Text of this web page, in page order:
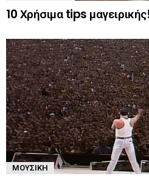
10 Χρήσιμα tips μαγειρικής!
ΜΟΥΣΙΚΉ